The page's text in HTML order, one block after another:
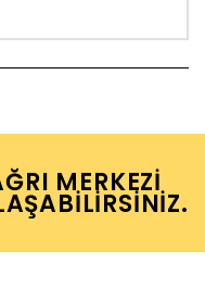
MERKEZI